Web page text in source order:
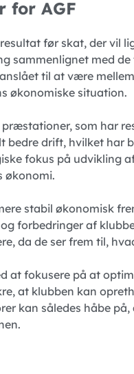
for AGF
før skat, der vil
sammenlignet med
til at være
økonomiske situation.
som har
bedre drift, hvilket har
fokus på udvikling
økonomi.
stabil økonomisk
forbedringer af
da de ser frem til,
at fokusere på at
at klubben kan
kan således håbe